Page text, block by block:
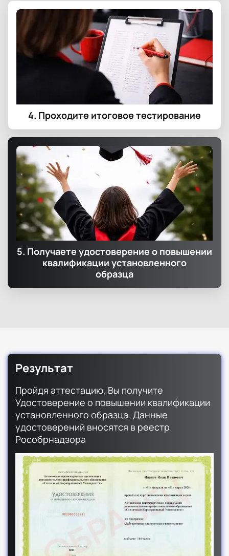
4. Проходите итоговое тестирование
5. Получаете удостоверение о повышении
квалификации установленного
образца
Результат
Пройдя аттестацию, Вы получите
Удостоверение о повышении квалификации
установленного образца. Данные
удостоверений вносятся в реестр
Рособрнадзора